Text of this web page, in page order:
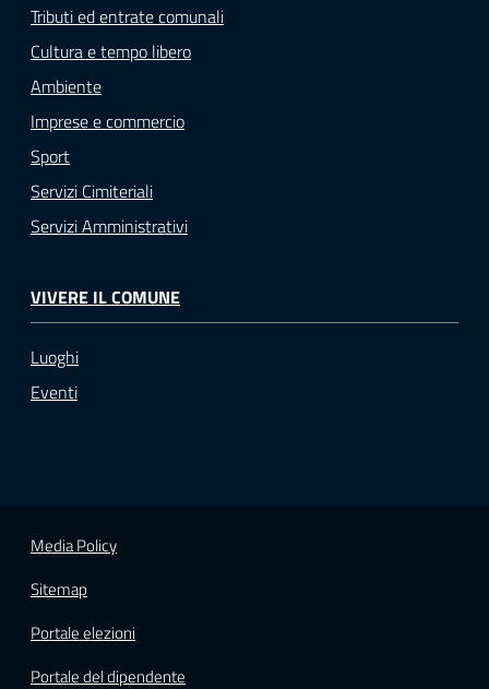
Tributi ed entrate comunali
Cultura e tempo libero
Ambiente
Imprese e commercio
Sport
Servizi Cimiteriali
Servizi Amministrativi
VIVERE IL COMUNE
Luoghi
Eventi
Media Policy
Sitemap
Portale elezioni
Portale del dipendente